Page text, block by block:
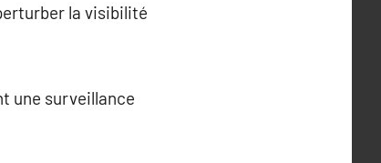
la visibilité
une surveillance